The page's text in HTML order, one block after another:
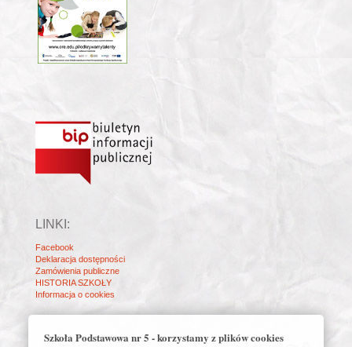
LINKI:
Facebook
Deklaracja dostępności
Zamówienia publiczne
HISTORIA SZKOŁY
Informacja o cookies
Szkoła Podstawowa nr 5 - korzystamy z plików cookies